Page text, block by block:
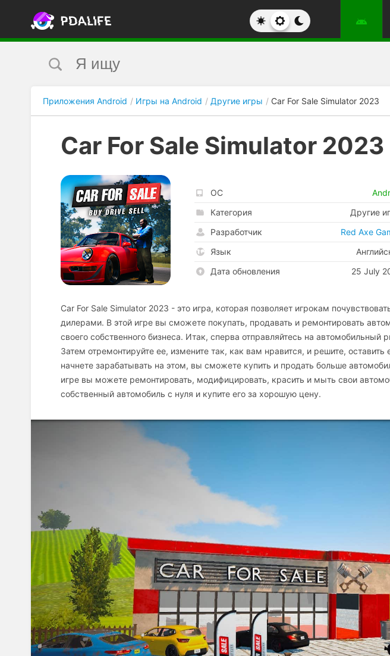
Приложения Android Игры на Android Другие игры Car For Sale Simulator 2023
Car For Sale Simulator 2023
ОС
Категория
Другие
Разработчик
Red Axe
Язык
Дата обновления
25 July
Car For Sale Simulator 2023 - это игра, которая позволяет игрокам
дилерами. В этой игре вы сможете покупать, продавать и ремонтировать
своего собственного бизнеса. Итак, сперва отправляйтесь на
Затем отремонтируйте ее, измените так, как вам нравится, и решите,
начнете зарабатывать на этом, вы сможете купить и продать больше
игре вы можете ремонтировать, модифицировать, красить и мыть свои
собственный автомобиль с нуля и купите его за хорошую цену.